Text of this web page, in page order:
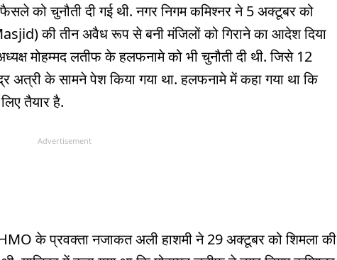
को चुनौती दी गई थी. नगर निगम कमिश्नर ने 5 अक्टूबर को
की तीन अवैध रूप से बनी मंजिलों को गिराने का आदेश दिया
मोहम्मद लतीफ के हलफनामे को भी चुनौती दी थी. जिसे 12
अत्री के सामने पेश किया गया था. हलफनामे में कहा गया था कि
तैयार है.
Advertisement
के प्रवक्ता नजाकत अली हाशमी ने 29 अक्टूबर को शिमला की